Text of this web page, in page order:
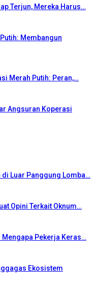
Terjun, Mereka Harus…
Membangun
Merah Putih: Peran,…
Angsuran Koperasi
di Luar Panggung Lomba…
Opini Terkait Oknum…
Pekerja Keras…
Ekosistem